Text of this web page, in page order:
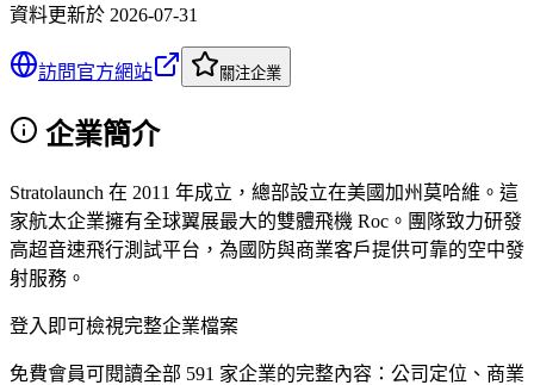
資料更新於 2026-07-31
訪問官方網站 關注企業
企業簡介
Stratolaunch 在 2011 年成立，總部設立在美國加州莫哈維。這
家航太企業擁有全球翼展最大的雙體飛機 Roc。團隊致力研發
高超音速飛行測試平台，為國防與商業客戶提供可靠的空中發
射服務。
登入即可檢視完整企業檔案
免費會員可閱讀全部 591 家企業的完整內容：公司定位、商業